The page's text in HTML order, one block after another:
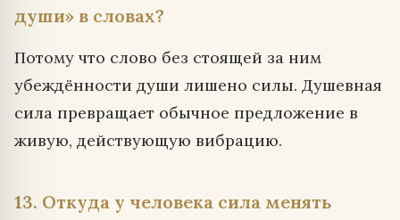
души» в словах?
Потому что слово без стоящей за ним
убеждённости души лишено силы. Душевная
сила превращает обычное предложение в
живую, действующую вибрацию.
13. Откуда у человека сила менять